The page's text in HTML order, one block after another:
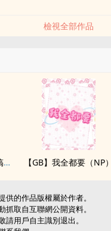
檢視全部作品
po文優秀員工被迫在校園文搞純愛 【GB】我全都要（NP）
的作品版權屬於作者。
取自互聯網公開資料。
用戶自主識別退出。